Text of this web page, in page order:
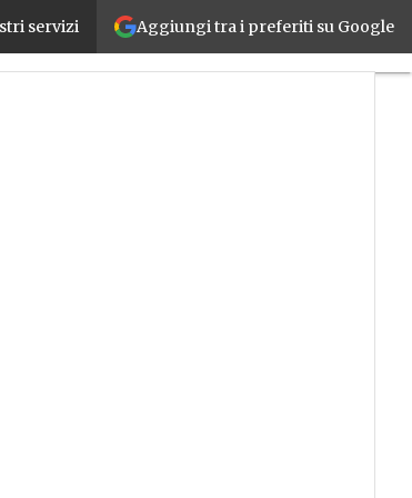
Aggiungi tra i preferiti su Google
servizi
circolare in risalita, risparmi per 18